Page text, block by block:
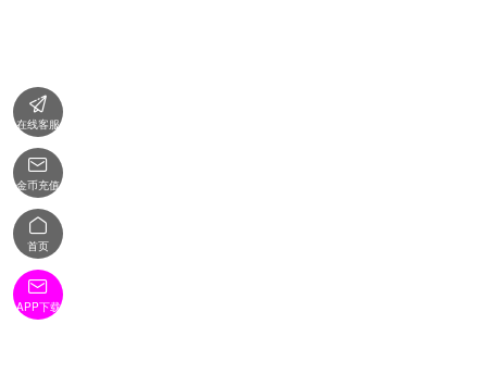

在线客服

金币充值

首页

APP下载